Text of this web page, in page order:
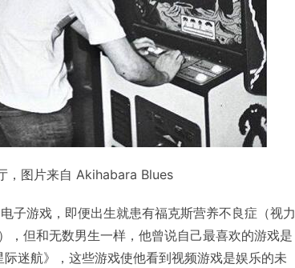
，图片来自 Akihabara Blues
子游戏，即便出生就患有福克斯营养不良症（视力
，但和无数男生一样，他曾说自己最喜欢的游戏是
迷航》，这些游戏使他看到视频游戏是娱乐的未